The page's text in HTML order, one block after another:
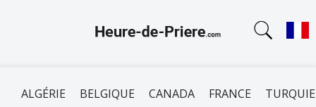
ALGÉRIE BELGIQUE CANADA FRANCE TURQUIE